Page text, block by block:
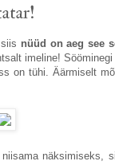
nüüd on aeg see
imeline!
on tühi. Äärmiselt
näksimiseks,